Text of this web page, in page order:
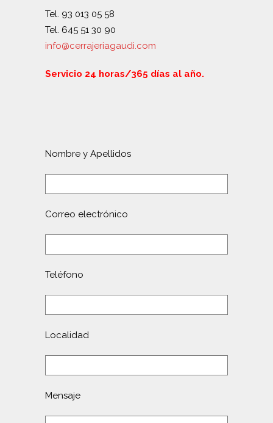
Tel. 93 013 05 58
Tel. 645 51 30 90
info@cerrajeriagaudi.com
Servicio 24 horas/365 días al año.
Nombre y Apellidos
Correo electrónico
Teléfono
Localidad
Mensaje